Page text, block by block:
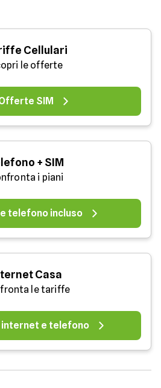
Cellulari
le offerte
SIM
+ SIM
i piani
telefono incluso
Casa
le tariffe
e telefono